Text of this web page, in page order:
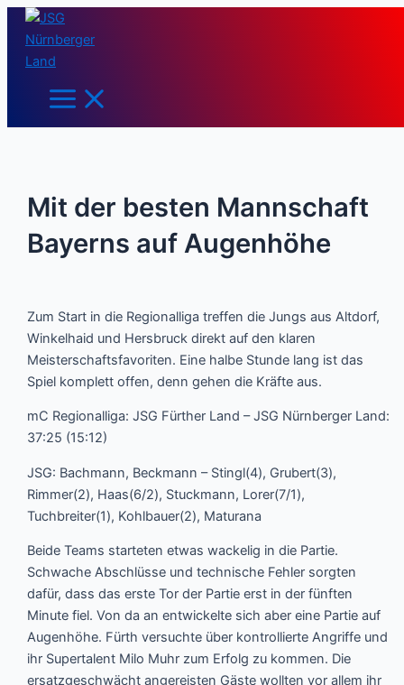
Zum
Inhalt
springen
Main
Menu
Mit der besten Mannschaft
Bayerns auf Augenhöhe
Zum Start in die Regionalliga treffen die Jungs aus Altdorf,
Winkelhaid und Hersbruck direkt auf den klaren
Meisterschaftsfavoriten. Eine halbe Stunde lang ist das
Spiel komplett offen, denn gehen die Kräfte aus.
mC Regionalliga: JSG Fürther Land – JSG Nürnberger Land:
37:25 (15:12)
JSG: Bachmann, Beckmann – Stingl(4), Grubert(3),
Rimmer(2), Haas(6/2), Stuckmann, Lorer(7/1),
Tuchbreiter(1), Kohlbauer(2), Maturana
Beide Teams starteten etwas wackelig in die Partie.
Schwache Abschlüsse und technische Fehler sorgten
dafür, dass das erste Tor der Partie erst in der fünften
Minute fiel. Von da an entwickelte sich aber eine Partie auf
Augenhöhe. Fürth versuchte über kontrollierte Angriffe und
ihr Supertalent Milo Muhr zum Erfolg zu kommen. Die
ersatzgeschwächt angereisten Gäste wollten vor allem ihr
Post
navigation